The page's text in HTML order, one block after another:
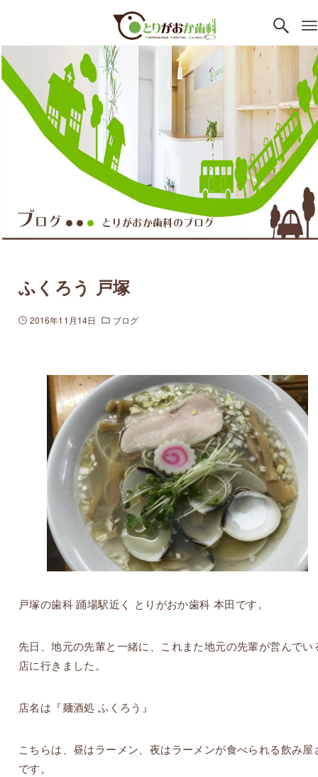
ブログ ●● ● とりがおか歯科のブログ
ふくろう 戸塚
2016年11月14日 ブログ
戸塚の歯科 踊場駅近く とりがおか歯科 本田です。
先日、地元の先輩と一緒に、これまた地元の先輩が営んでい
店に行きました。
店名は『麺酒処 ふくろう』
こちらは、昼はラーメン、夜はラーメンが食べられる飲み屋
です。